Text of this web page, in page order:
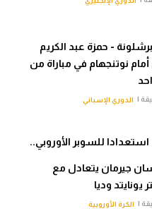
- حمزة عبد الكريم
نوتنجهام في مباراة من
الدوري الإسباني
استعدادا للسوبر الأوروبي..
جيرمان يتعادل مع
وديا
الكرة الأوروبية